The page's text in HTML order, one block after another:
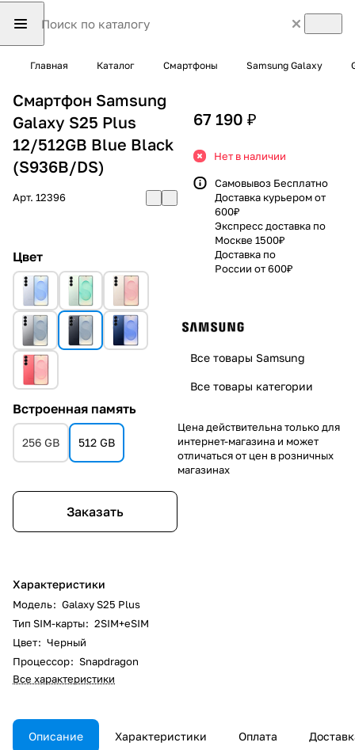
Главная Каталог Смартфоны Samsung Galaxy
Смартфон Samsung
Galaxy S25 Plus
12/512GB Blue Black
(S936B/DS)
Арт. 12396
Цвет
Встроенная память
256 GB 512 GB
Заказать
Характеристики
Модель: Galaxy S25 Plus
Тип SIM-карты: 2SIM+eSIM
Цвет: Черный
Процессор: Snapdragon
Все характеристики
67 190 ₽
Нет в наличии
Самовывоз Бесплатно
Доставка курьером от
600₽
Экспресс доставка по
Москве 1500₽
Доставка по
России от 600₽
Все товары Samsung
Все товары категории
Цена действительна только для
интернет-магазина и может
отличаться от цен в розничных
магазинах
Описание Характеристики Оплата